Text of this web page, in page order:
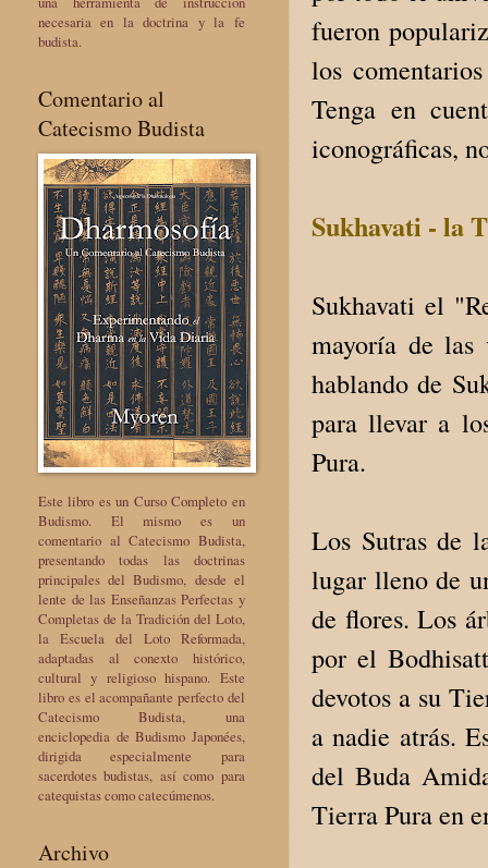
fueron
los
Tenga en
iconográficas,
Sukhavati - la
Sukhavati el
mayoría de las
hablando de
para llevar a
Pura.
Los Sutras de
lugar lleno de
de flores. Los
por el
devotos a su
a nadie atrás.
del Buda
Tierra Pura en
necesaria en la doctrina y la fe
budista.
Comentario al
Catecismo Budista
Este libro es un Curso Completo en
Budismo. El mismo es un
comentario al Catecismo Budista,
presentando todas las doctrinas
principales del Budismo, desde el
lente de las Enseñanzas Perfectas y
Completas de la Tradición del Loto,
la Escuela del Loto Reformada,
adaptadas al conexto histórico,
cultural y religioso hispano. Este
libro es el acompañante perfecto del
Catecismo Budista, una
enciclopedia de Budismo Japonées,
dirigida especialmente para
sacerdotes budistas, así como para
catequistas como catecúmenos.
Archivo